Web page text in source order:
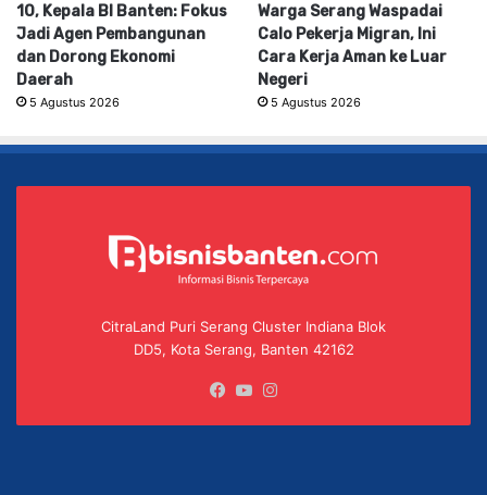
10, Kepala BI Banten: Fokus
Jadi Agen Pembangunan
dan Dorong Ekonomi
Daerah
5 Agustus 2026
Warga Serang Waspadai
Calo Pekerja Migran, Ini
Cara Kerja Aman ke Luar
Negeri
5 Agustus 2026
CitraLand Puri Serang Cluster Indiana Blok
DD5, Kota Serang, Banten 42162
Facebook
YouTube